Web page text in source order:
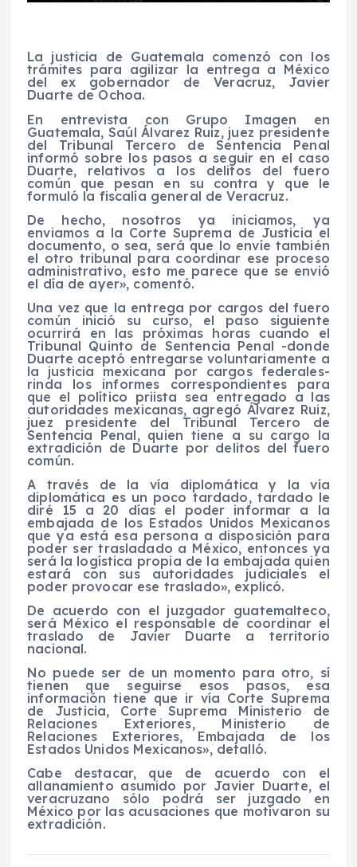
La justicia de Guatemala comenzó con los
trámites para agilizar la entrega a México
del ex gobernador de Veracruz, Javier
Duarte de Ochoa.
En entrevista con Grupo Imagen en
Guatemala, Saúl Álvarez Ruiz, juez presidente
del Tribunal Tercero de Sentencia Penal
informó sobre los pasos a seguir en el caso
Duarte, relativos a los delitos del fuero
común que pesan en su contra y que le
formuló la fiscalía general de Veracruz.
De hecho, nosotros ya iniciamos, ya
enviamos a la Corte Suprema de Justicia el
documento, o sea, será que lo envíe también
el otro tribunal para coordinar ese proceso
administrativo, esto me parece que se envió
el día de ayer», comentó.
Una vez que la entrega por cargos del fuero
común inició su curso, el paso siguiente
ocurrirá en las próximas horas cuando el
Tribunal Quinto de Sentencia Penal -donde
Duarte aceptó entregarse voluntariamente a
la justicia mexicana por cargos federales-
rinda los informes correspondientes para
que el político priista sea entregado a las
autoridades mexicanas, agregó Álvarez Ruiz,
juez presidente del Tribunal Tercero de
Sentencia Penal, quien tiene a su cargo la
extradición de Duarte por delitos del fuero
común.
A través de la vía diplomática y la vía
diplomática es un poco tardado, tardado le
diré 15 a 20 días el poder informar a la
embajada de los Estados Unidos Mexicanos
que ya está esa persona a disposición para
poder ser trasladado a México, entonces ya
será la logística propia de la embajada quien
estará con sus autoridades judiciales el
poder provocar ese traslado», explicó.
De acuerdo con el juzgador guatemalteco,
será México el responsable de coordinar el
traslado de Javier Duarte a territorio
nacional.
No puede ser de un momento para otro, sí
tienen que seguirse esos pasos, esa
información tiene que ir vía Corte Suprema
de Justicia, Corte Suprema Ministerio de
Relaciones Exteriores, Ministerio de
Relaciones Exteriores, Embajada de los
Estados Unidos Mexicanos», detalló.
Cabe destacar, que de acuerdo con el
allanamiento asumido por Javier Duarte, el
veracruzano sólo podrá ser juzgado en
México por las acusaciones que motivaron su
extradición.